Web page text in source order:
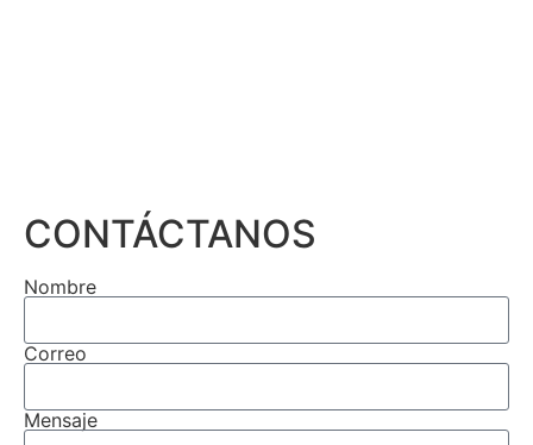
CONTÁCTANOS
Nombre
Correo
Mensaje